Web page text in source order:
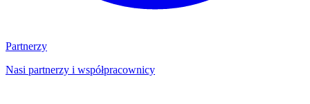
Partnerzy
Nasi partnerzy i współpracownicy